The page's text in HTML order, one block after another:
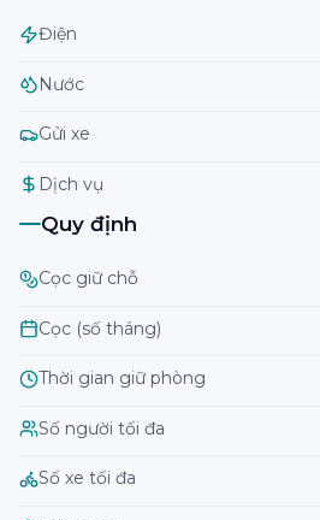
Điện
Nước
Gửi xe
Dịch vụ
Quy định
Cọc giữ chỗ
Cọc (số tháng)
Thời gian giữ phòng
Số người tối đa
Số xe tối đa